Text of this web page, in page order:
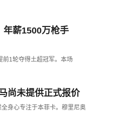
年薪1500万枪手
前1轮夺得土超冠军。本场
尚未提供正式报价
身心专注于本菲卡。穆里尼奥